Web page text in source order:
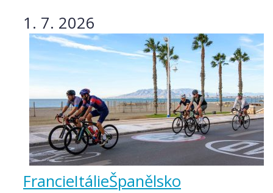
1. 7. 2026
FrancieItálieŠpanělsko